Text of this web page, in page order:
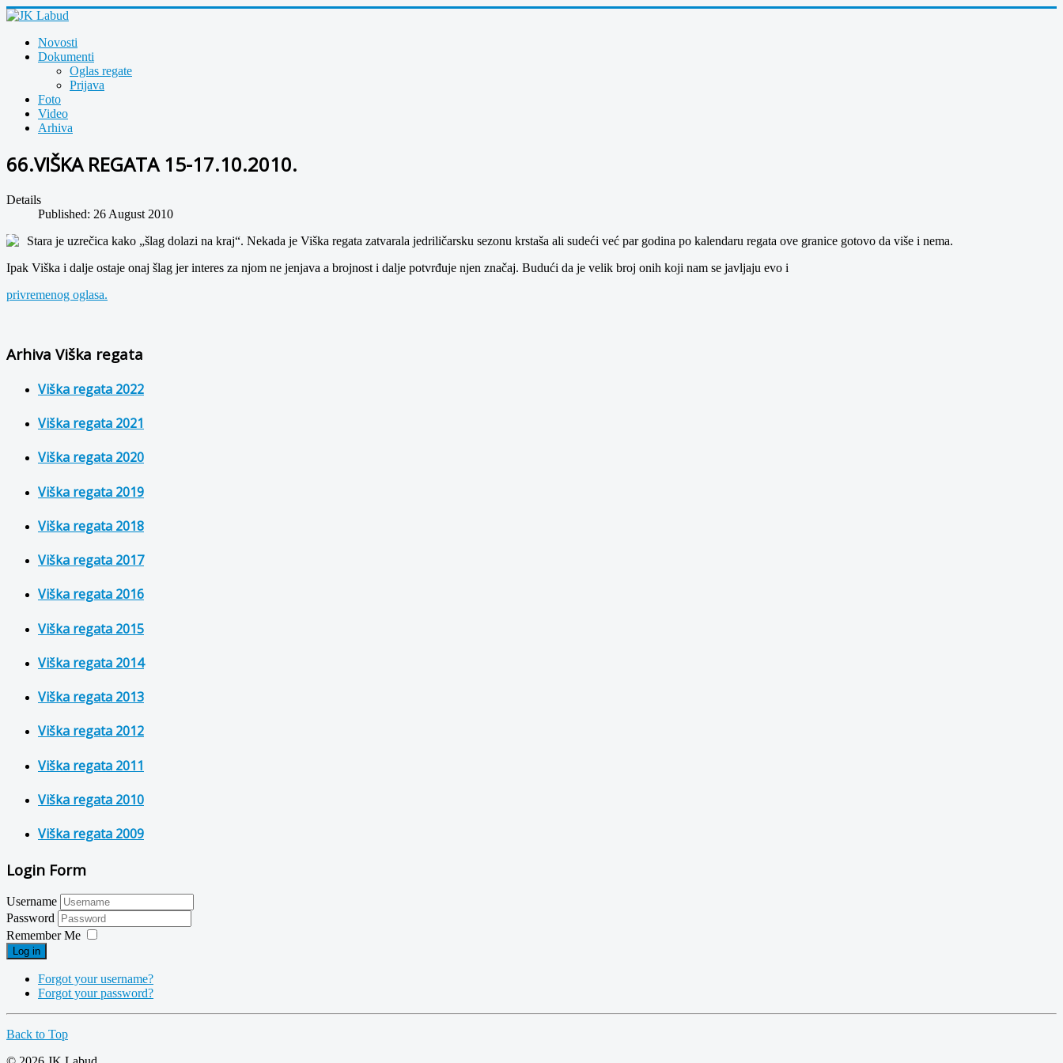
Novosti
Dokumenti
Oglas regate
Prijava
Foto
Video
Arhiva
66.VIŠKA REGATA 15-17.10.2010.
Details
Published: 26 August 2010
Stara je uzrečica kako „šlag dolazi na kraj“. Nekada je Viška regata zatvarala jedriličarsku sezonu krstaša ali sudeći već par godina po kalendaru regata ove granice gotovo da više i nema.
Ipak Viška i dalje ostaje onaj šlag jer interes za njom ne jenjava a brojnost i dalje potvrđuje njen značaj. Budući da je velik broj onih koji nam se javljaju evo i
privremenog oglasa.
Arhiva Viška regata
Viška regata 2022
Viška regata 2021
Viška regata 2020
Viška regata 2019
Viška regata 2018
Viška regata 2017
Viška regata 2016
Viška regata 2015
Viška regata 2014
Viška regata 2013
Viška regata 2012
Viška regata 2011
Viška regata 2010
Viška regata 2009
Login Form
Username
Password
Remember Me
Log in
Forgot your username?
Forgot your password?
Back to Top